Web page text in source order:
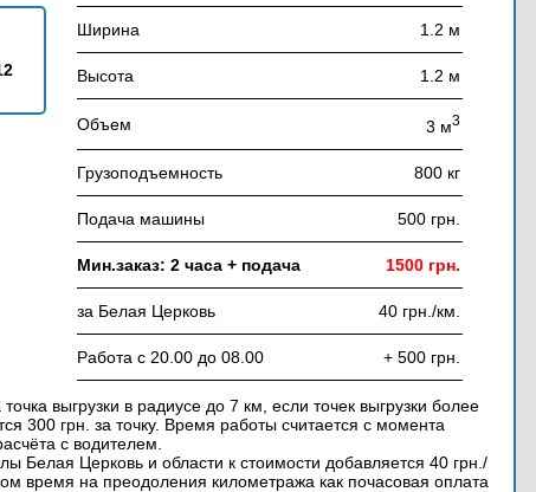
Ширина 1.2 м
Высота 1.2 м
Объем 3 м3
Грузоподъемность 800 кг
Подача машины 500 грн.
Мин.заказ: 2 часа + подача 1500 грн.
за Белая Церковь 40 грн./км.
Работа с 20.00 до 08.00 + 500 грн.
выгрузки в радиусе до 7 км, если точек выгрузки более
300 грн. за точку. Время работы считается с момента
с водителем.
Белая Церковь и области к стоимости добавляется 40 грн./
время на преодоления километража как почасовая оплата